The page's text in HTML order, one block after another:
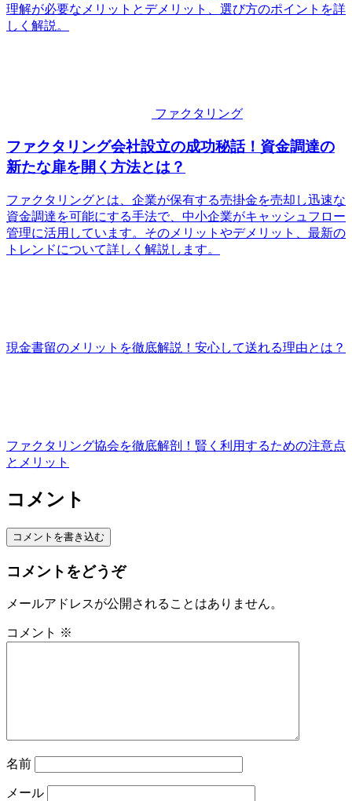
理解が必要なメリットとデメリット、選び方のポイントを詳
しく解説。
ファクタリング
ファクタリング会社設立の成功秘話！資金調達の
新たな扉を開く方法とは？
ファクタリングとは、企業が保有する売掛金を売却し迅速な
資金調達を可能にする手法で、中小企業がキャッシュフロー
管理に活用しています。そのメリットやデメリット、最新の
トレンドについて詳しく解説します。
現金書留のメリットを徹底解説！安心して送れる理由とは？
ファクタリング協会を徹底解剖！賢く利用するための注意点
とメリット
コメント
コメントを書き込む
コメントをどうぞ
メールアドレスが公開されることはありません。
コメント ※
名前
メール